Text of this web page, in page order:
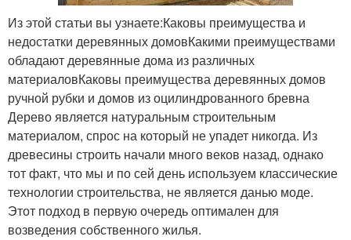
Из этой статьи вы узнаете:Каковы преимущества и
недостатки деревянных домовКакими преимуществами
обладают деревянные дома из различных
материаловКаковы преимущества деревянных домов
ручной рубки и домов из оцилиндрованного бревна
Дерево является натуральным строительным
материалом, спрос на который не упадет никогда. Из
древесины строить начали много веков назад, однако
тот факт, что мы и по сей день используем классические
технологии строительства, не является данью моде.
Этот подход в первую очередь оптимален для
возведения собственного жилья.